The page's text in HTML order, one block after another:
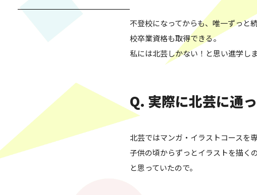
不登校になってからも、唯一ずっと
校卒業資格も取得できる。
私には北芸しかない！と思い進学しま
Q. 実際に北芸に通
北芸ではマンガ・イラストコースを
子供の頃からずっとイラストを描く
と思っていたので。
発表会の成果を見れば…
真が掲載されていた。足を組ん
でる方もいて、それが少し気に
なったが、パンフレットをひと
通り読み終えた。 後日、職員の
方に…